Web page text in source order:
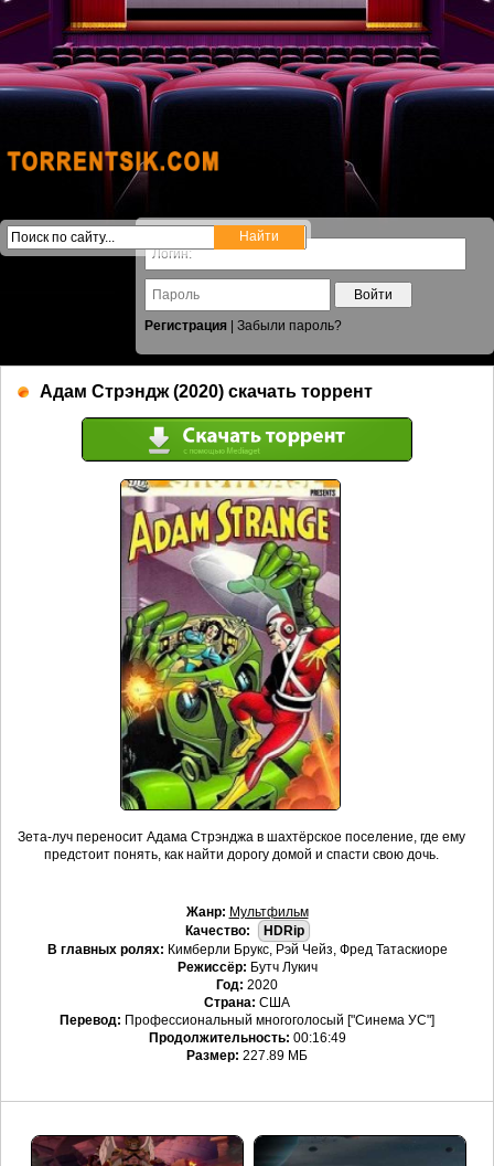
Войти
Регистрация
Забыли пароль?
Адам Стрэндж (2020) скачать торрент
Зета-луч переносит Адама Стрэнджа в шахтёрское поселение, где ему
предстоит понять, как найти дорогу домой и спасти свою дочь.
Жанр: Мультфильм
Качество:
HDRip
В главных ролях: Кимберли Брукс, Рэй Чейз, Фред Татаскиоре
Режиссёр: Бутч Лукич
Год: 2020
Страна: США
Перевод: Профессиональный многоголосый ["Синема УС"]
Продолжительность: 00:16:49
Размер: 227.89 МБ